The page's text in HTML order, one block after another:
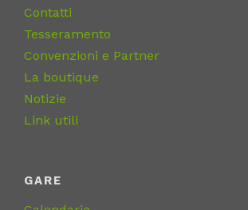
Contatti
Tesseramento
Convenzioni e Partner
La boutique
Notizie
Link utili
GARE